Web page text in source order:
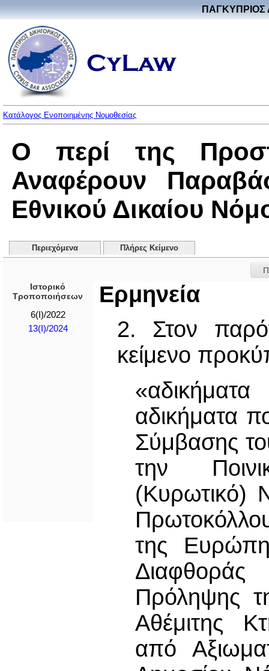
ΠΑΓΚΥΠΡΙΟΣ
Κατάλογος Ενοποιημένης Νομοθεσίας
Ο περί της
Αναφέρουν
Εθνικού Δικαίου
Περιεχόμενα Πλήρες Κείμενο
Ιστορικό
Τροποποιήσεων
6(I)/2022
13(I)/2024
Ερμηνεία
2. Στον
κείμενο
αδικήματα
Σύμβασης
την
(Κυρωτικό)
της
Πρόληψης
Αθέμιτης
από